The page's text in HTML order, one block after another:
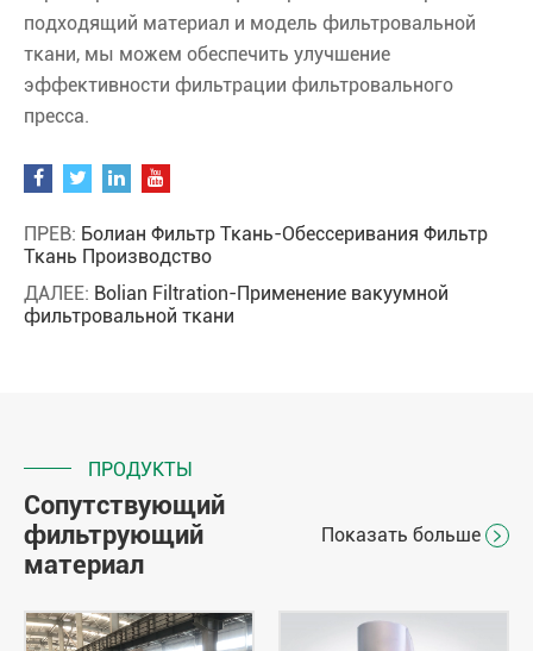
подходящий материал и модель фильтровальной
ткани, мы можем обеспечить улучшение
эффективности фильтрации фильтровального
пресса.
ПРЕВ: Болиан Фильтр Ткань-Обессеривания Фильтр
Ткань Производство
ДАЛЕЕ: Bolian Filtration-Применение вакуумной
фильтровальной ткани
ПРОДУКТЫ
Сопутствующий
фильтрующий
материал
Показать больше 